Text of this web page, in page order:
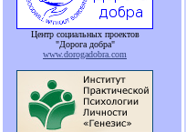
Центр социальных проектов
"Дорога добра"
www.dorogadobra.com